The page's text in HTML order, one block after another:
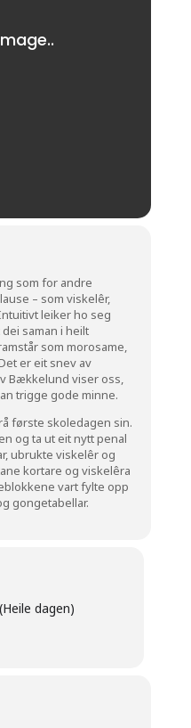
som for andre
– som viskelêr,
leiker ho seg
saman i heilt
som morosame,
er eit snev av
Bækkelund viser oss,
trigge gode minne.
første skoledagen sin.
og ta ut eit nytt penal
ubrukte viskelêr og
kortare og viskelêra
vart fylte opp
gongetabellar.
(Heile dagen)